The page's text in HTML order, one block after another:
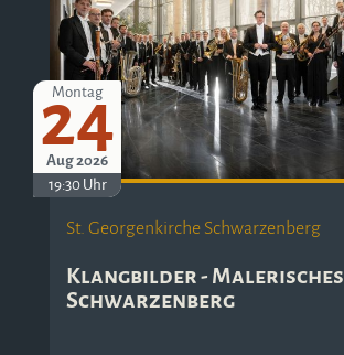
Montag
24
Aug 2026
19:30 Uhr
St. Georgenkirche Schwarzenberg
Klangbilder - Malerisches
Schwarzenberg